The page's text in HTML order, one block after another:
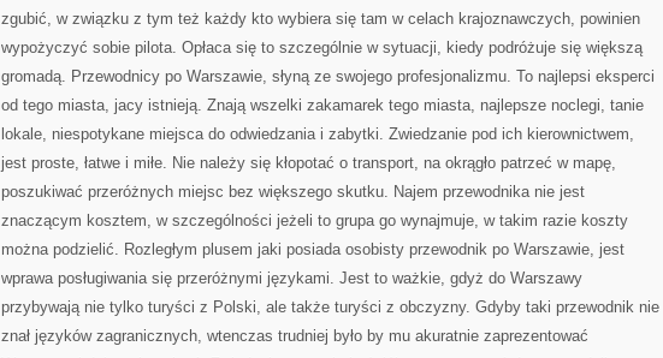
zgubić, w związku z tym też każdy kto wybiera się tam w celach krajoznawczych, powinien
wypożyczyć sobie pilota. Opłaca się to szczególnie w sytuacji, kiedy podróżuje się większą
gromadą. Przewodnicy po Warszawie, słyną ze swojego profesjonalizmu. To najlepsi eksperci
od tego miasta, jacy istnieją. Znają wszelki zakamarek tego miasta, najlepsze noclegi, tanie
lokale, niespotykane miejsca do odwiedzania i zabytki. Zwiedzanie pod ich kierownictwem,
jest proste, łatwe i miłe. Nie należy się kłopotać o transport, na okrągło patrzeć w mapę,
poszukiwać przeróżnych miejsc bez większego skutku. Najem przewodnika nie jest
znaczącym kosztem, w szczególności jeżeli to grupa go wynajmuje, w takim razie koszty
można podzielić. Rozległym plusem jaki posiada osobisty przewodnik po Warszawie, jest
wprawa posługiwania się przeróżnymi językami. Jest to ważkie, gdyż do Warszawy
przybywają nie tylko turyści z Polski, ale także turyści z obczyzny. Gdyby taki przewodnik nie
znał języków zagranicznych, wtenczas trudniej było by mu akuratnie zaprezentować